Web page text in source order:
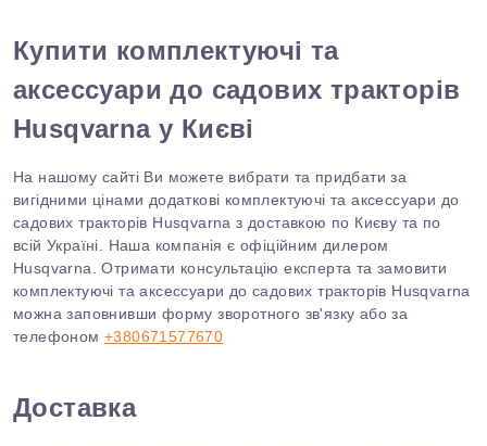
Купити комплектуючі та
аксессуари до садових тракторів
Husqvarnaу Києві
На нашому сайті Ви можете вибрати та придбати за
вигідними цінами додаткові комплектуючі та аксессуари до
садових тракторів Husqvarna з доставкою по Києву та по
всій Україні. Наша компанія є офіційним дилером
Husqvarna
. Отримати консультацію експерта та замовити
комплектуючі та аксессуари до садових тракторів Husqvarna
можна заповнивши форму зворотного зв'язку або за
телефоном +380671577670
Доставка